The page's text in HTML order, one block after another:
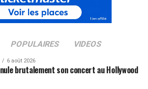
POPULAIRES VIDEOS
6 août 2026
brutalement son concert au Hollywood